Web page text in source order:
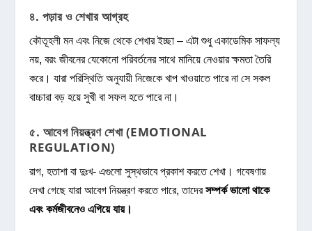
৪. পড়ার ও শেখার আগ্রহ
কৌতূহলী মন এবং নিজে থেকে শেখার ইচ্ছা – এটা শুধু একাডেমিক সাফল্য
নয়, বরং জীবনের যেকোনো পরিবর্তনের সাথে মানিয়ে নেওয়ার ক্ষমতা তৈরি
করে। যারা পরিস্থিতি অনুযায়ী নিজেকে খাপ খাওয়াতে পারে না সে সকল
বাচ্চারা বড় হয়ে সুখী বা সফল হতে পারে না।
৫. আবেগ নিয়ন্ত্রণ শেখা (EMOTIONAL
REGULATION)
রাগ, হতাশা বা দুঃখ- এগুলো সুস্থভাবে প্রকাশ করতে শেখা। গবেষণায়
দেখা গেছে যারা আবেগ নিয়ন্ত্রণ করতে পারে, তাদেরসম্পর্ক ভালো থাকে
এবং কর্মজীবনেও এগিয়ে যায়।